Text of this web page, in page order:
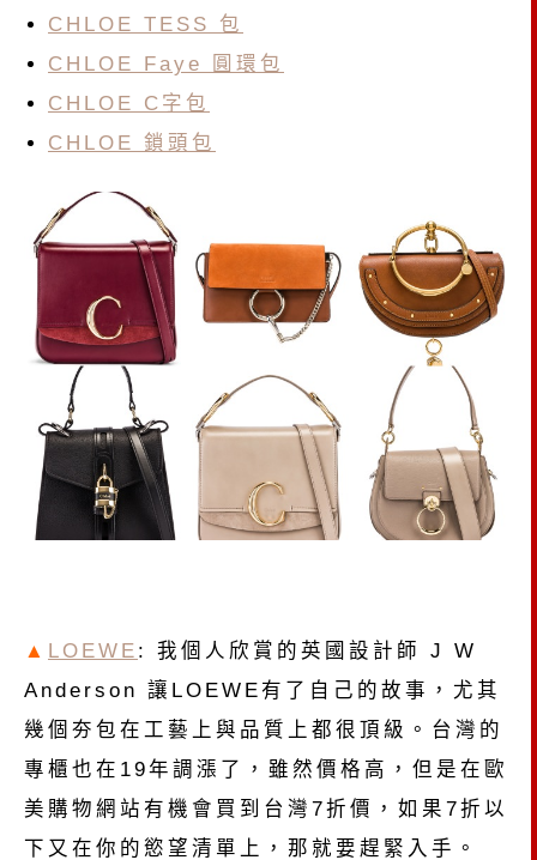
CHLOE TESS 包
CHLOE Faye 圓環包
CHLOE C字包
CHLOE 鎖頭包
▲ LOEWE : 我個人欣賞的英國設計師 J W
Anderson 讓LOEWE有了自己的故事，尤其
幾個夯包在工藝上與品質上都很頂級。台灣的
專櫃也在19年調漲了，雖然價格高，但是在歐
美購物網站有機會買到台灣7折價，如果7折以
下又在你的慾望清單上，那就要趕緊入手。